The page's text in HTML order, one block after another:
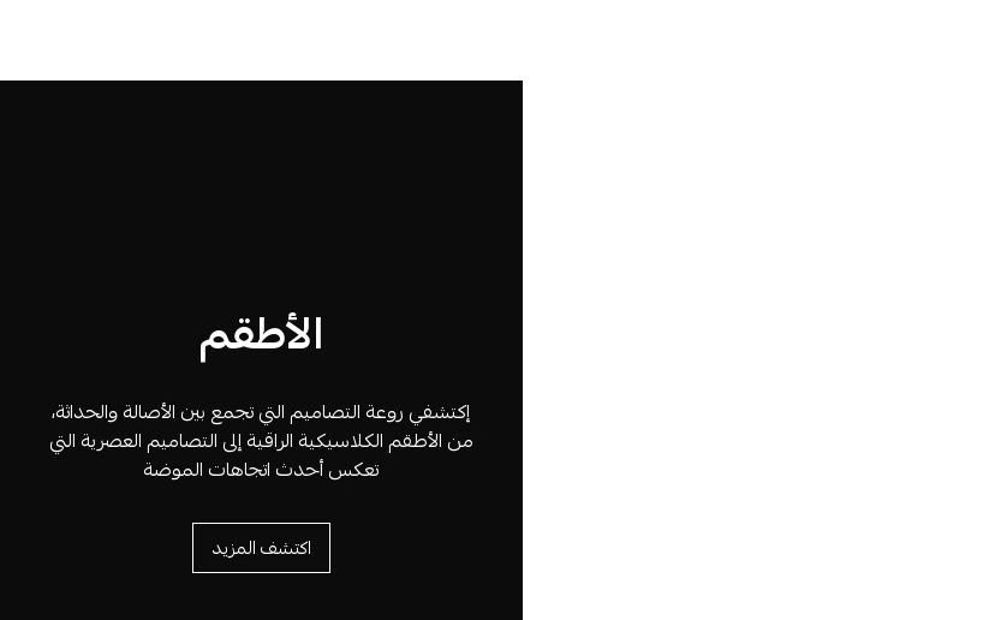
الأطقم
إكتشفي روعة التصاميم التي تجمع بين الأصالة والحداثة،
من الأطقم الكلاسيكية الراقية إلى التصاميم العصرية التي
تعكس أحدث اتجاهات الموضة
اكتشف المزيد